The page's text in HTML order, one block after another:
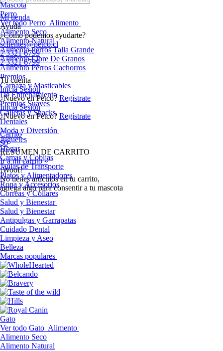
Mi tienda
Ayuda
¿Cómo podemos ayudarte?
sclientes@petco.cl
2 3321 6799
2 3321 6799
Tu cuenta
Inicia Sesión
¿Nuevo en Petco? Regístrate
Inicia Sesión
¿Nuevo en Petco? Regístrate
Carrito
$0
RESUMEN DE CARRITO
Ir a mi carrito »
¡Woof!
No tíenes artículos en tu carrito,
agrega algo para consentir a tu mascota
Mascota
Perro
Ver todo Perro Alimento
Alimento Seco
Alimento Natural
Alimento Perros Talla Grande
Alimento Libre De Granos
Alimento Perros Cachorros
Premios
Carnaza y Masticables
De Entrenamiento
Premios Suaves
Galletas y Snacks
Dentales
Moda y Diversión
Juguetes
Hogar
Camas y Cobijas
Jaulas de Transporte
Platos y Alimentadores
Ropa y Accesorios
Correas y Collares
Salud y Bienestar
Salud y Bienestar
Antipulgas y Garrapatas
Cuidado Dental
Limpieza y Aseo
Belleza
Marcas populares
Gato
Ver todo Gato Alimento
Alimento Seco
Alimento Natural